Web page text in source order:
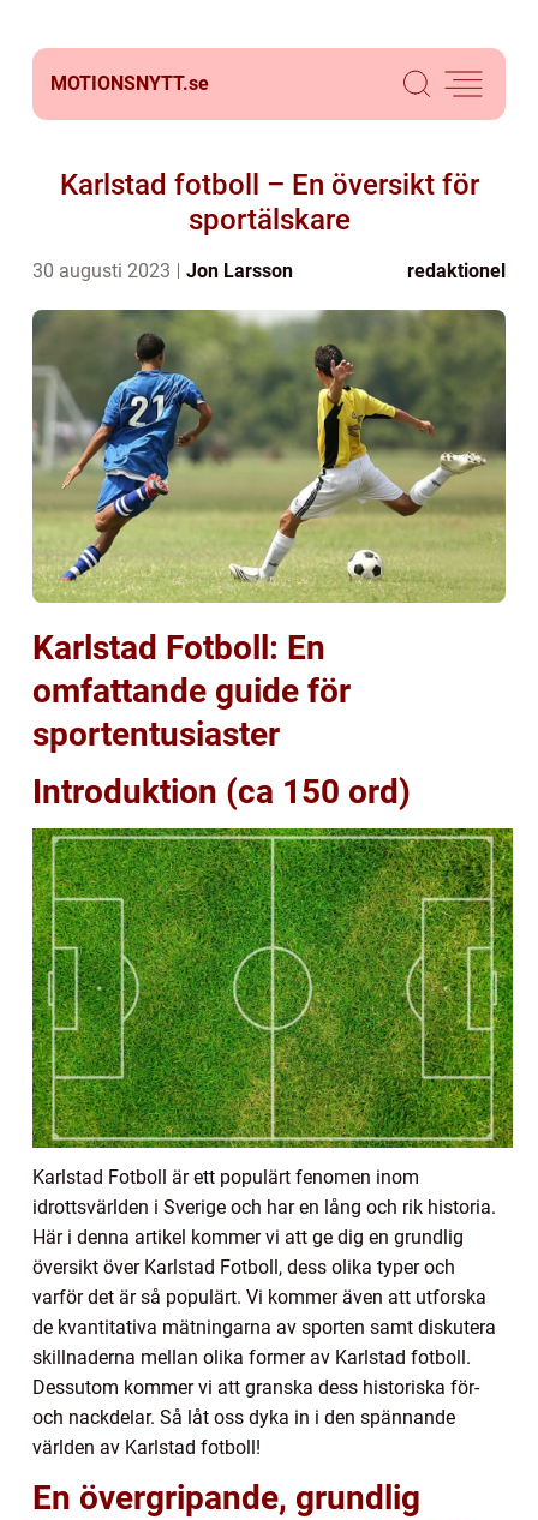
MOTIONSNYTT.se
Karlstad fotboll – En översikt för
sportälskare
30 augusti 2023 Jon Larsson redaktionel
Karlstad Fotboll: En
omfattande guide för
sportentusiaster
Introduktion (ca 150 ord)
Karlstad Fotboll är ett populärt fenomen inom
idrottsvärlden i Sverige och har en lång och rik historia.
Här i denna artikel kommer vi att ge dig en grundlig
översikt över Karlstad Fotboll, dess olika typer och
varför det är så populärt. Vi kommer även att utforska
de kvantitativa mätningarna av sporten samt diskutera
skillnaderna mellan olika former av Karlstad fotboll.
Dessutom kommer vi att granska dess historiska för-
och nackdelar. Så låt oss dyka in i den spännande
världen av Karlstad fotboll!
En övergripande, grundlig